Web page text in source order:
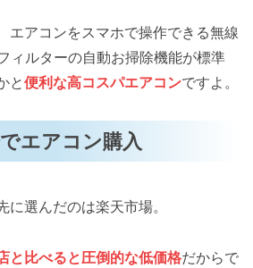
エアコンをスマホで操作できる無線
ィルターの自動お掃除機能が標準
と便利な高コスパエアコンですよ。
エアコン購入
選んだのは楽天市場。
と比べると圧倒的な低価格だからで